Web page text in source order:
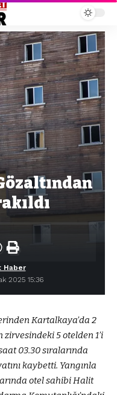
2025 15:36
Haber
Kartalkaya’da 2
zirvesindeki 5 otelden 1’i
03.30 sıralarında
kaybetti. Yangınla
otel sahibi Halit